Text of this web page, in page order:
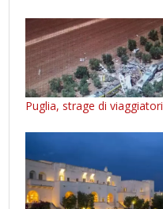
Puglia, strage di viaggiatori